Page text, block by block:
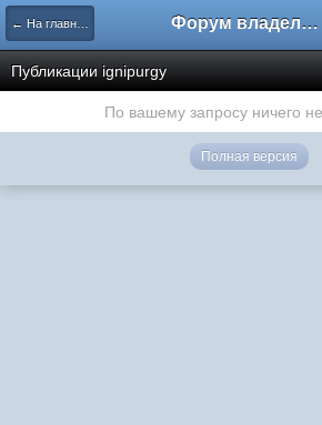
← На главную Форум владельцев интернет-магазинов
Публикации ignipurgy
По вашему запросу ничего
Полная версия